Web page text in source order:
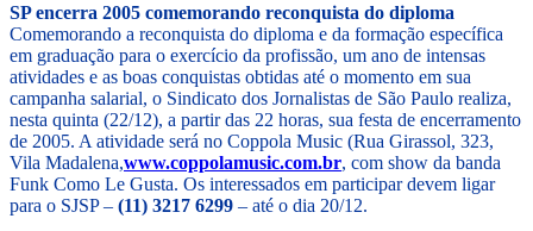
SP encerra 2005 comemorando reconquista do diploma
Comemorando a reconquista do diploma e da formação específica
em graduação para o exercício da profissão, um ano de intensas
atividades e as boas conquistas obtidas até o momento em sua
campanha salarial, o Sindicato dos Jornalistas de São Paulo realiza,
nesta quinta (22/12), a partir das 22 horas, sua festa de encerramento
de 2005. A atividade será no Coppola Music (Rua Girassol, 323,
Vila Madalena,www.coppolamusic.com.br, com show da banda
Funk Como Le Gusta. Os interessados em participar devem ligar
para o SJSP – (11) 3217 6299 – até o dia 20/12.